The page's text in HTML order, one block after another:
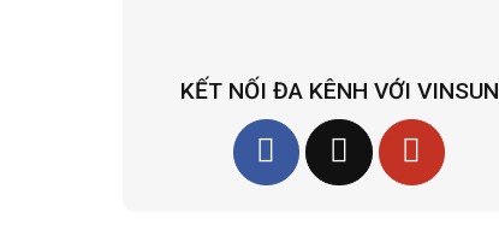
KẾT NỐI ĐA KÊNH VỚI VINSUN